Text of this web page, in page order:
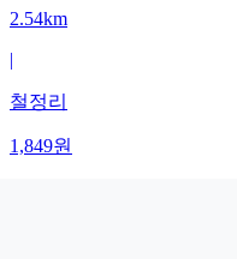
2.54km
|
철정리
1,849원